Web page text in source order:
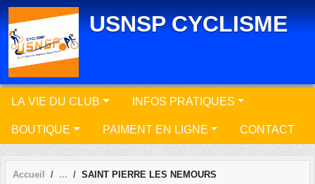
USNSP CYCLISME
LA VIE DU CLUB INFOS PRATIQUES
BOUTIQUE PAIMENT EN LIGNE CONTACT
Accueil SAINT PIERRE LES NEMOURS
Panneau de gestion des cookies